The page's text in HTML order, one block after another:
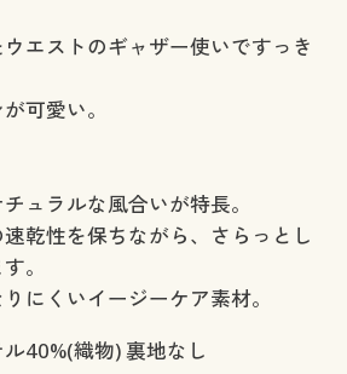
エストのギャザー使いですっき
可愛い。
ュラルな風合いが特長。
乾性を保ちながら、さらっとし
。
にくいイージーケア素材。
40%(織物) 裏地なし